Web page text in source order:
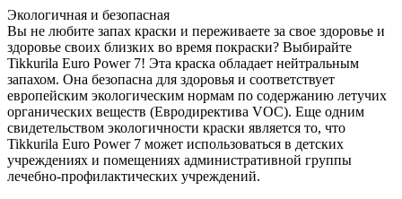
Экологичная и безопасная
Вы не любите запах краски и переживаете за свое здоровье и
здоровье своих близких во время покраски? Выбирайте
Tikkurila Euro Power 7! Эта краска обладает нейтральным
запахом. Она безопасна для здоровья и соответствует
европейским экологическим нормам по содержанию летучих
органических веществ (Евродиректива VOC). Еще одним
свидетельством экологичности краски является то, что
Tikkurila Euro Power 7 может использоваться в детских
учреждениях и помещениях административной группы
лечебно-профилактических учреждений.